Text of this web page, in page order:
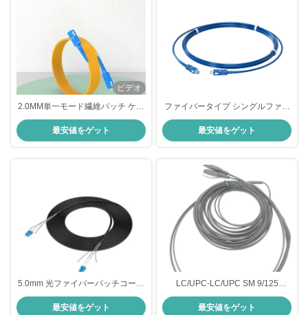
ビデオ
2.0MM単一モード繊維パッチ ケー
ブルG657A1 3M注文繊維パッチ
ケーブル
最安値をゲット
ファイバータイプ シングルファイ
バー シングルモード 装甲パッチコ
ード SC-UPC/SC-UPC ブルー
9/125um
最安値をゲット
5.0mm 光ファイバーパッチコード
ケーブル シンプルLC/UPC-
LC/UPCシングルモードパッチケ
最安値をゲット
LC/UPC-LC/UPC SM 9/125
7.0mm Anti Rodent Outdoor FTTA
装甲型光ファイバーパッチコード
最安値をゲット